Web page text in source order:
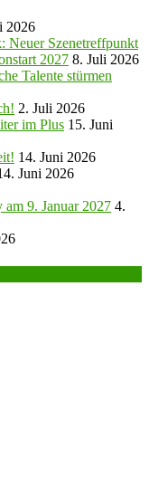
2026
Neuer Szenetreffpunkt
2027 8. Juli 2026
Talente stürmen
2. Juli 2026
im Plus 15. Juni
14. Juni 2026
Juni 2026
9. Januar 2027 4.